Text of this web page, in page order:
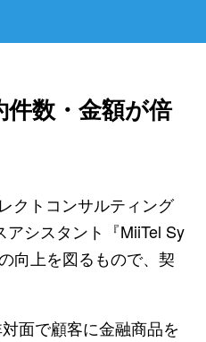
数・金額が倍
クトコンサルティング
シスタント『MiiTel Sy
向上を図るもので、契
面で顧客に金融商品を